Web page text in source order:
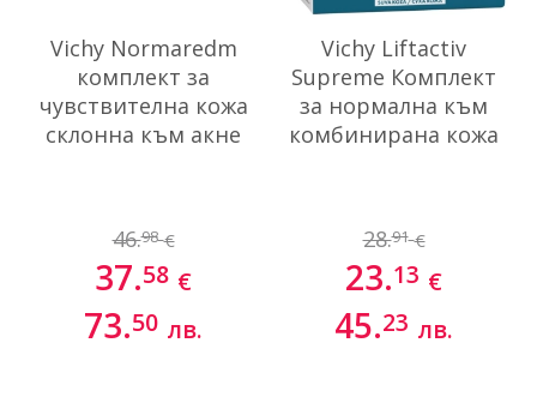
Vichy Normaredm
комплект за
чувствителна кожа
склонна към акне
46.98 €
37.58 €
73.50 лв.
Vichy Liftactiv
Supreme Комплект
за нормална към
комбинирана кожа
28.91 €
23.13 €
45.23 лв.